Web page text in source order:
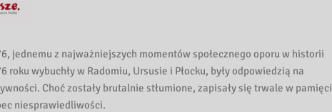
jednemu z najważniejszych momentów społecznego oporu w historii
wybuchły w Radomiu, Ursusie i Płocku, były odpowiedzią na
Choć zostały brutalnie stłumione, zapisały się trwale w pamięci
niesprawiedliwości.